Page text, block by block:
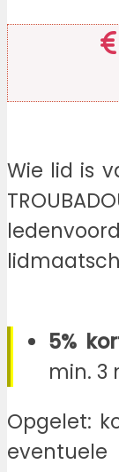
Wie lid is
5%
min. 3
Opgelet:
eventuele